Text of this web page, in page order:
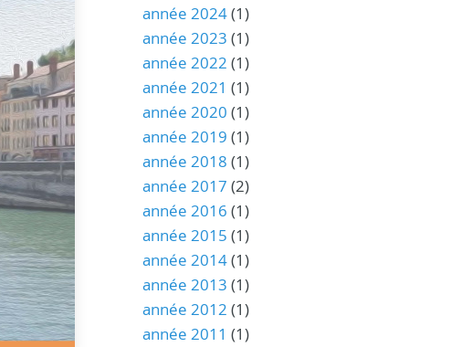
année 2024(1)
année 2023 (1)
année 2022 (1)
année 2021 (1)
année 2020 (1)
année 2019 (1)
année 2018 (1)
année 2017 (2)
année 2016 (1)
année 2015 (1)
année 2014(1)
année 2013 (1)
année 2012 (1)
année 2011 (1)